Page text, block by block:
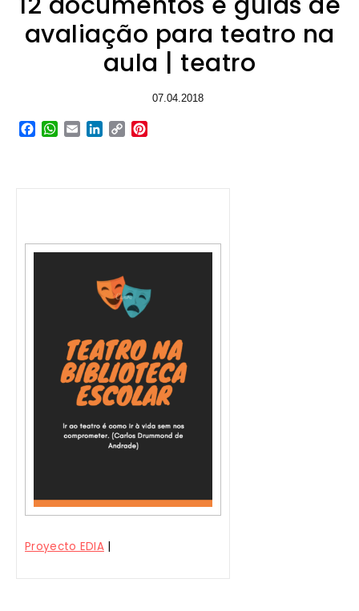
avaliação para teatro na
aula | teatro
07.04.2018
Facebook
WhatsApp
EmailLinkedIn
Copy
Proyecto EDIA|